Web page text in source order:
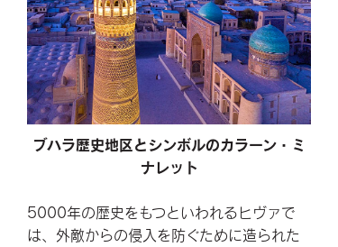
ブハラ歴史地区とシンボルのカラーン・ミ
ナレット
5000年の歴史をもつといわれるヒヴァで
は、外敵からの侵入を防ぐために造られた